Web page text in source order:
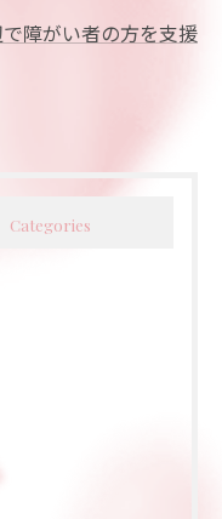
障がい者の方を支援
Categories